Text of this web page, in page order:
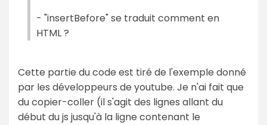
- "insertBefore" se traduit comment en
HTML ?
Cette partie du code est tiré de l'exemple donné
par les développeurs de youtube. Je n'ai fait que
du copier-coller (il s'agit des lignes allant du
début du js jusqu'à la ligne contenant le